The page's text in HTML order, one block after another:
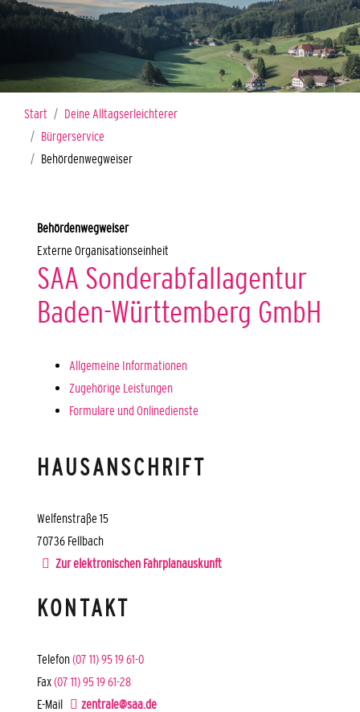
Start
Deine Alltagserleichterer
Bürgerservice
Behördenwegweiser
Behördenwegweiser
Externe Organisationseinheit
SAA Sonderabfallagentur
Baden-Württemberg GmbH
Allgemeine Informationen
Zugehörige Leistungen
Formulare und Onlinedienste
HAUSANSCHRIFT
Welfenstraße 15
70736 Fellbach
Zur elektronischen Fahrplanauskunft
KONTAKT
Telefon(07 11) 951961-0
Fax(07 11) 951961-28
E-Mail
zentrale@saa.de